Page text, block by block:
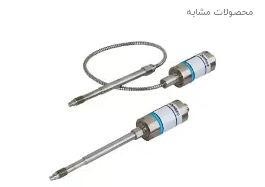
محصولات مشابه